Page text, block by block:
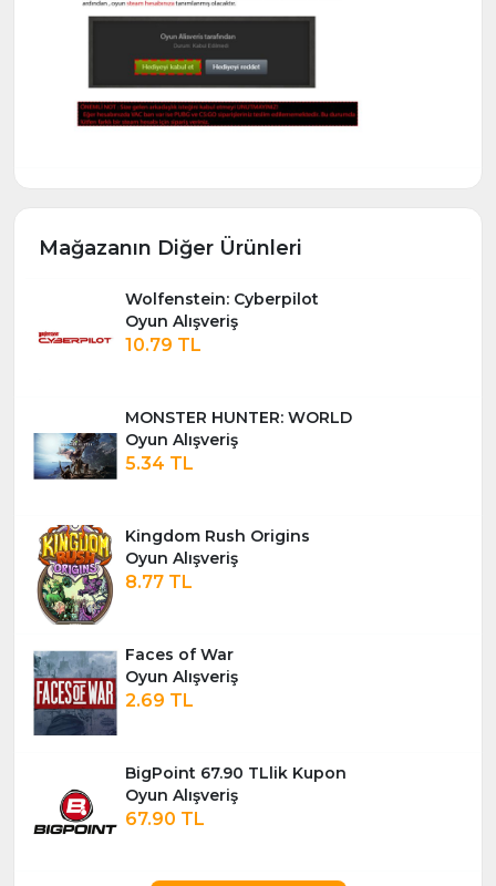
Mağazanın Diğer Ürünleri
Wolfenstein: Cyberpilot
Oyun Alışveriş
10.79 TL
MONSTER HUNTER: WORLD
Oyun Alışveriş
5.34 TL
Kingdom Rush Origins
Oyun Alışveriş
8.77 TL
Faces of War
Oyun Alışveriş
2.69 TL
BigPoint 67.90 TLlik Kupon
Oyun Alışveriş
67.90 TL